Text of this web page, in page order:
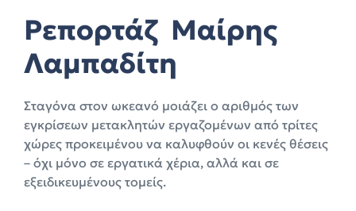
Ρεπορτάζ Μαίρης
Λαμπαδίτη
Σταγόνα στον ωκεανό μοιάζει ο αριθμός των
εγκρίσεων μετακλητών εργαζομένων από τρίτες
χώρες προκειμένου να καλυφθούν οι κενές θέσεις
– όχι μόνο σε εργατικά χέρια, αλλά και σε
εξειδικευμένους τομείς.